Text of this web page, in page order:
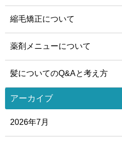
縮毛矯正について
薬剤メニューについて
髪についてのQ&Aと考え方
アーカイブ
2026年7月